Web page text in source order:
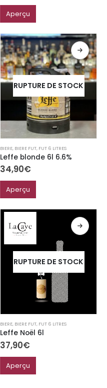
Aperçu
RUPTURE DE STOCK
BIERE, BIERE FUT, FUT 6 LITRES
Leffe blonde 6l 6.6%
34,90€
Aperçu
RUPTURE DE STOCK
BIERE, BIERE FUT, FUT 6 LITRES
Leffe Noël 6l
37,90€
Aperçu